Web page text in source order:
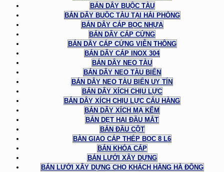
BÁN DÂY BUỘC TÀU
BÁN DÂY BUỘC TÀU TẠI HẢI PHÒNG
BÁN DÂY CÁP BỌC NHỰA
BÁN DÂY CÁP CỨNG
BÁN DÂY CÁP CỨNG VIỄN THÔNG
BÁN DÂY CÁP INOX 304
BÁN DÂY NEO TÀU
BÁN DÂY NEO TÀU BIỂN
BÁN DÂY NEO TÀU BIỂN UY TÍN
BÁN DÂY XÍCH CHỊU LỰC
BÁN DÂY XÍCH CHỊU LỰC CẨU HÀNG
BÁN DÂY XÍCH MẠ KẼM
BẢN DẸT HAI ĐẦU MẮT
BẢN ĐẦU CỘT
BÀN GIAO CÁP THÉP BỌC 8 L6
BÁN KHÓA CÁP
BÁN LƯỚI XÂY DỰNG
BÁN LƯỚI XÂY DỰNG CHO KHÁCH HÀNG HÀ ĐÔNG